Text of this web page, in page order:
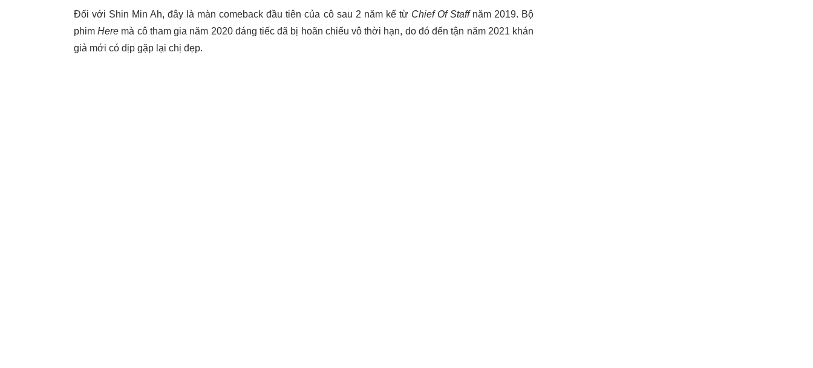
Đối với Shin Min Ah, đây là màn comeback đầu tiên của cô sau 2 năm kể từ Chief Of Staffnăm 2019. Bộ
phimHere mà cô tham gia năm 2020 đáng tiếc đã bị hoãn chiếu vô thời hạn, do đó đến tận năm 2021 khán
giả mới có dịp gặp lại chị đẹp.